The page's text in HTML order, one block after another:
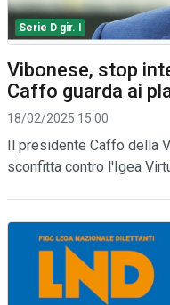
Serie D gir. I
Vibonese, stop
Caffo guarda ai
18/02/2025 15:00
Il presidente Caffo della
sconfitta contro l'Igea